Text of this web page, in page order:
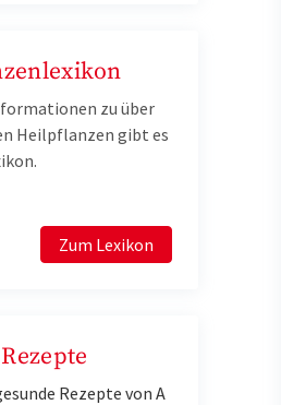
zu über
Heilpflanzen gibt es
Zum Lexikon
Rezepte von A